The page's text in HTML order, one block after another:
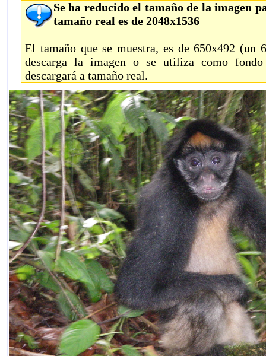
Se ha reducido el tamaño de la imagen
tamaño real es de 2048x1536
El tamaño que se muestra, es de 650x492 (un
descarga la imagen o se utiliza como
descargará a tamaño real.